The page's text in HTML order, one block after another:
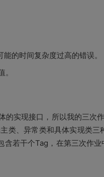
的时间复杂度过高的错误。
实现接口，所以我的三次
类、异常类和具体实现类三
含若干个Tag ，在第三次作